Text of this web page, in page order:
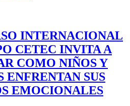
INTERNACIONAL
CETEC INVITA A
COMO NIÑOS Y
ENFRENTAN SUS
EMOCIONALES